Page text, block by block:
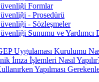
Formlar
- Prosedürü
- Sözleşmeler
Sunumu ve Yardımcı
Uygulaması Kurulumu
İmza İşlemleri Nasıl
Yapılması